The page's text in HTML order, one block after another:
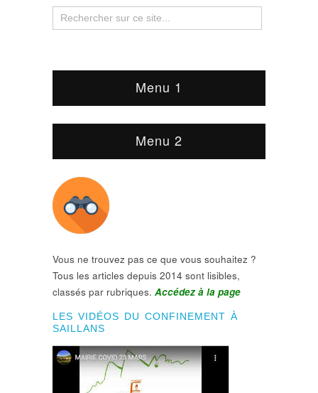
Menu 1
Menu 2
Vous ne trouvez pas ce que vous souhaitez ?
Tous les articles depuis 2014 sont lisibles,
classés par rubriques. Accédez à la page
LES VIDÉOS DU CONFINEMENT À
SAILLANS